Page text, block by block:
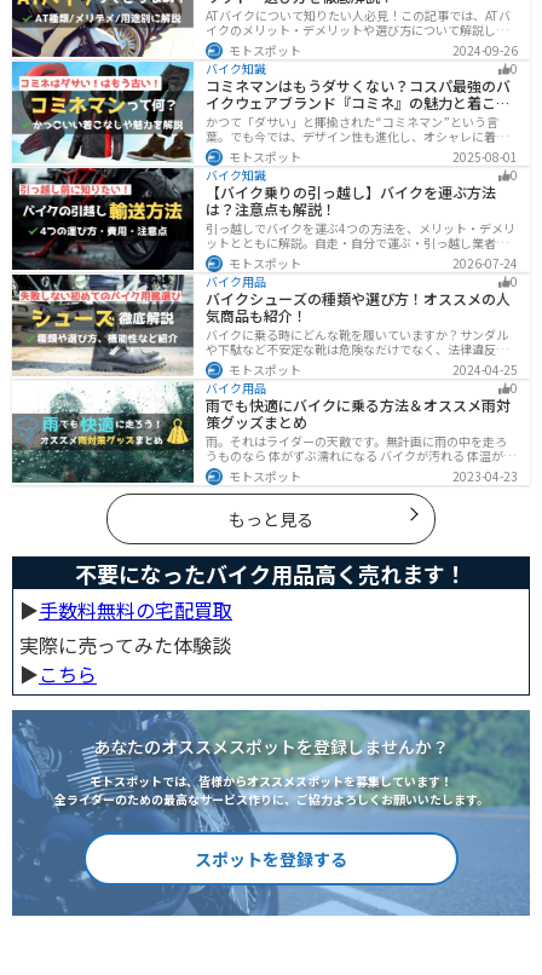
ATバイクについて知りたい人必見！この記事では、ATバ
イクのメリット・デメリットや選び方について解説しま
す。 実はAT限定免許で乗れるバイクの種類は多数ありま
す。記事を参考に、自分に合ったATバイクを選びましょ
う。
モトスポット
2024-09-26
バイク知識
0
コミネマンはもうダサくない？コスパ最強のバ
イクウェアブランド『コミネ』の魅力と着こな
し術
かつて「ダサい」と揶揄された“コミネマン”という言
葉。でも今では、デザイン性も進化し、オシャレに着こ
なせるコミネ製品が続々登場。コスパと安全性に優れた
アイテムを使って、街でもツーリングでも浮かないスマ
ートなスタイルを目指そう！
モトスポット
2025-08-01
バイク知識
0
【バイク乗りの引っ越し】バイクを運ぶ方法
は？注意点も解説！
引っ越しでバイクを運ぶ4つの方法を、メリット・デメリ
ットとともに解説。自走・自分で運ぶ・引っ越し業者・
バイク専門業者の選び方や輸送時の注意点、駐輪場所の
確保、住所変更など必要な手続きも紹介します。
モトスポット
2026-07-24
バイク用品
0
バイクシューズの種類や選び方！オススメの人
気商品も紹介！
バイクに乗る時にどんな靴を履いていますか？サンダル
や下駄など不安定な靴は危険なだけでなく、法律違反に
なる可能性もあります。バイクに乗るときはバイク用に
作られた専用の靴を履くようにしましょう。操作性や安
全性の向上性だけでなく、バイクとの一体感でよりカッ
コよくなります。
モトスポット
2024-04-25
バイク用品
0
雨でも快適にバイクに乗る方法＆オススメ雨対
策グッズまとめ
雨。それはライダーの天敵です。無計画に雨の中を走ろ
うものなら 体がずぶ濡れになる バイクが汚れる 体温が奪
われて集中力が低下する 雨で視界が悪くなる 路面が濡れ
て滑りやすくなるなど、晴れの日にはないマイナス要素
が盛りだくさんでライダーに押し寄せてきます。そんな
雨の中を好んで走ろうなんて誰も考えていないはずです
が、どうしても避けられない場合もありますよね。この
記事では、レインウエアや防水バッグをはじめ、ライダ
ーや荷物を雨から守るための方法やグッズなどについて
紹介します。雨はライダーにとって非常に厄介なモノで
すが、バッチリと対策しておけば意外と快適に走れてし
まうものです
モトスポット 2023-04-23
もっと見る
不要になったバイク用品高く売れます！
▶︎手数料無料の宅配買取
実際に売ってみた体験談
▶︎こちら
あなたのオススメスポットを登録しませんか？
モトスポットでは、皆様からオススメスポットを募集しています！
全ライダーのための最高なサービス作りに、ご協力よろしくお願いいたします。
スポットを登録する